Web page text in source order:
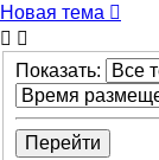
Новая тема
Показать: